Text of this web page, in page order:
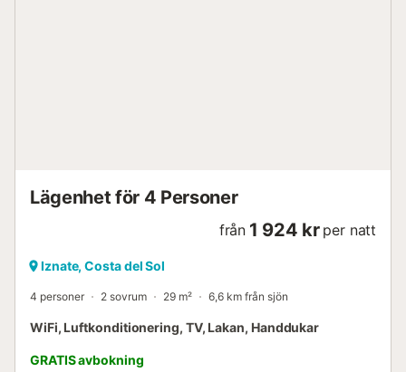
Lägenhet för 4 Personer
från 1 924 kr per natt
Iznate, Costa del Sol
4 personer 2 sovrum 29 m² 6,6 km från sjön
WiFi, Luftkonditionering, TV, Lakan, Handdukar
GRATIS avbokning